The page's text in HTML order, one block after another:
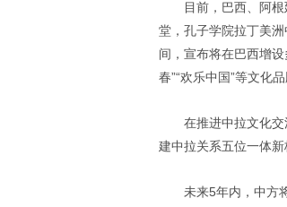
目前，巴西、阿
堂，孔子学院拉丁美
间，宣布将在巴西增
春”“欢乐中国”等文化
在推进中拉文化
建中拉关系五位一体新
未来5年内，中方